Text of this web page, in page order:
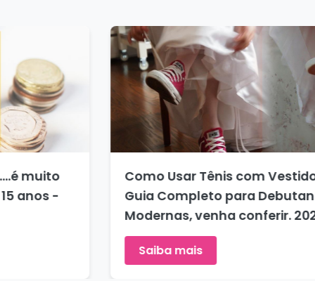
Como Usar Tênis com Vestido, Pode?
Guia Completo para Debutantes
Modernas, venha conferir. 2026 20